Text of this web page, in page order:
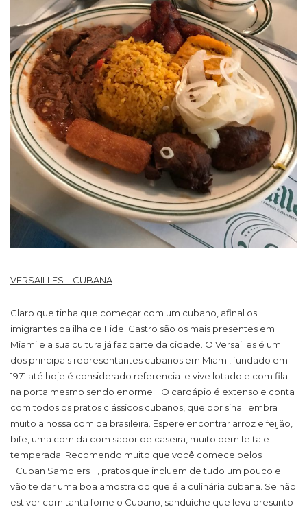
VERSAILLES – CUBANA
Claro que tinha que começar com um cubano, afinal os
imigrantes da ilha de Fidel Castro são os mais presentes em
Miami e a sua cultura já faz parte da cidade. O Versailles é um
dos principais representantes cubanos em Miami, fundado em
1971 até hoje é considerado referencia e vive lotado e com fila
na porta mesmo sendo enorme.
O cardápio é extenso e conta
com todos os pratos clássicos cubanos, que por sinal lembra
muito a nossa comida brasileira. Espere encontrar arroz e feijão,
bife, uma comida com sabor de caseira, muito bem feita e
temperada. Recomendo muito que você comece pelos
¨Cuban Samplers¨ , pratos que incluem de tudo um pouco e
vão te dar uma boa amostra do que é a culinária cubana. Se não
estiver com tanta fome o Cubano, sanduíche que leva presunto